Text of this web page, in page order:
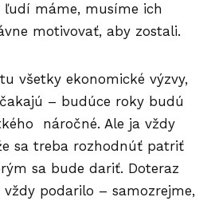
ľudí máme, musíme ich
motivovať, aby zostali.
všetky ekonomické výzvy,
– budúce roky budú
náročné. Ale ja vždy
sa treba rozhodnúť patriť
sa bude dariť. Doteraz
podarilo – samozrejme,